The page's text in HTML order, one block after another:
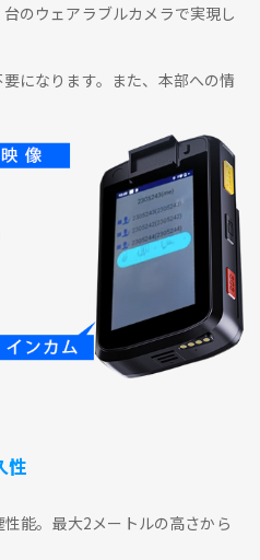
のウェアラブルカメラで実現し
になります。また、本部への情
性
能。最大2メートルの高さから